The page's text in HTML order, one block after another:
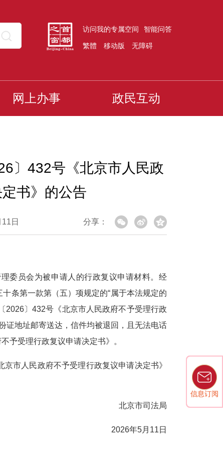
访问我的专属空间 智能问答
繁體 移动版 无障碍
网上办事 政民互动
信息订阅
信息订阅
〕432号《北京市人民政
书》的公告
日 分享：
员会为被申请人的行政复议申请材料。经
条第一款第（五）项规定的“属于本法规定的
2026〕432号《北京市人民政府不予受理行政
证地址邮寄送达，信件均被退回，且无法电话
予受理行政复议申请决定书》。
市人民政府不予受理行政复议申请决定书》
北京市司法局
2026年5月11日